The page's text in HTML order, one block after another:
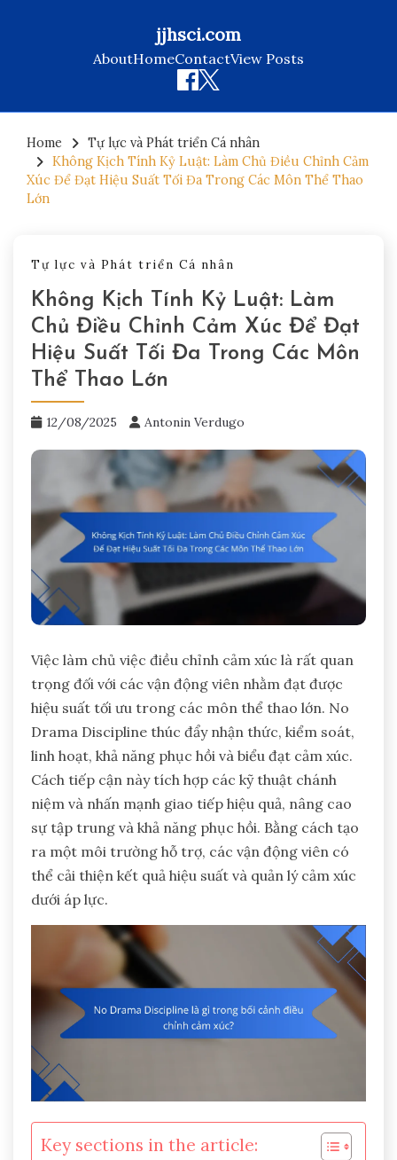
jjhsci.com
AboutHomeContactView Posts
content
Home
Tự lực và Phát triển Cá nhân
Không Kịch Tính Kỷ Luật: Làm Chủ Điều Chỉnh Cảm
Xúc Để Đạt Hiệu Suất Tối Đa Trong Các Môn Thể Thao
Lớn
Tự lực và Phát triển Cá nhân
Không Kịch Tính Kỷ Luật: Làm
Chủ Điều Chỉnh Cảm Xúc Để Đạt
Hiệu Suất Tối Đa Trong Các Môn
Thể Thao Lớn
12/08/2025 Antonin Verdugo
Việc làm chủ việc điều chỉnh cảm xúc là rất quan
trọng đối với các vận động viên nhằm đạt được
hiệu suất tối ưu trong các môn thể thao lớn. No
Drama Discipline thúc đẩy nhận thức, kiểm soát,
linh hoạt, khả năng phục hồi và biểu đạt cảm xúc.
Cách tiếp cận này tích hợp các kỹ thuật chánh
niệm và nhấn mạnh giao tiếp hiệu quả, nâng cao
sự tập trung và khả năng phục hồi. Bằng cách tạo
ra một môi trường hỗ trợ, các vận động viên có
thể cải thiện kết quả hiệu suất và quản lý cảm xúc
dưới áp lực.
Key sections in the article: